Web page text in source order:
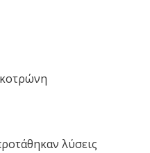
λύσεις